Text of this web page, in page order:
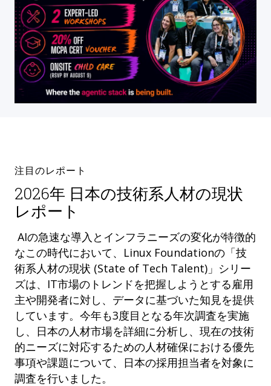
注目のレポート
2026年 日本の技術系人材の現状
レポート
AIの急速な導入とインフラニーズの変化が特徴的
なこの時代において、Linux Foundationの「技
術系人材の現状 (State of Tech Talent)」シリー
ズは、IT市場のトレンドを把握しようとする雇用
主や開発者に対し、データに基づいた知見を提供
しています。今年も3度目となる年次調査を実施
し、日本の人材市場を詳細に分析し、現在の技術
的ニーズに対応するための人材確保における優先
事項や課題について、日本の採用担当者を対象に
調査を行いました。